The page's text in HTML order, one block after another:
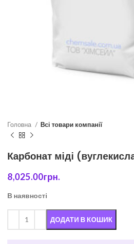
Головна Всі товари компанії
Карбонат міді
8,025.00грн.
В наявності
ДОДАТИ В КОШИК